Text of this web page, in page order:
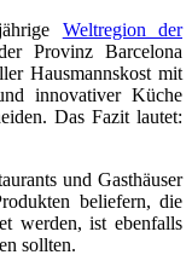
Weltregion der
Provinz Barcelona
Hausmannskost mit
innovativer Küche
Das Fazit lautet:
und Gasthäuser
beliefern, die
werden, ist ebenfalls
sollten.